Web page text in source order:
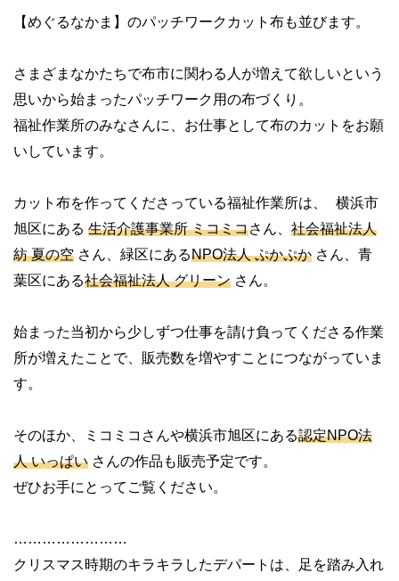
【めぐるなかま】のパッチワークカット布も並びます。
さまざまなかたちで布市に関わる人が増えて欲しいという
思いから始まったパッチワーク用の布づくり。
福祉作業所のみなさんに、お仕事として布のカットをお願
いしています。
カット布を作ってくださっている福祉作業所は、 横浜市
旭区にある 生活介護事業所 ミコミコさん、 社会福祉法人
紡 夏の空 さん、緑区にあるNPO法人 ぷかぷか さん、青
葉区にある社会福祉法人 グリーン さん。
始まった当初から少しずつ仕事を請け負ってくださる作業
所が増えたことで、販売数を増やすことにつながっていま
す。
そのほか、ミコミコさんや横浜市旭区にある認定NPO法
人 いっぱい さんの作品も販売予定です。
ぜひお手にとってご覧ください。
……………………
クリスマス時期のキラキラしたデパートは、足を踏み入れ